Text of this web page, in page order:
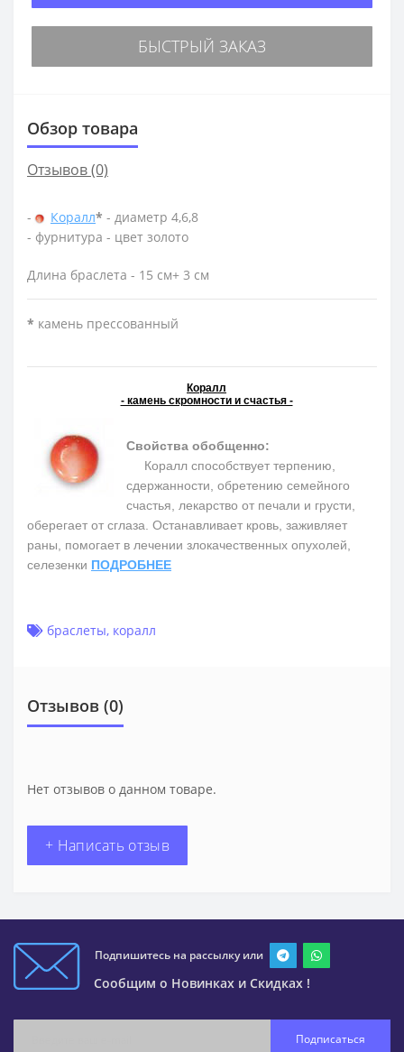
БЫСТРЫЙ ЗАКАЗ
Обзор товара
Отзывов (0)
- Коралл* - диаметр 4,6,8
- фурнитура - цвет золото
Длина браслета - 15 см+ 3 см
* камень прессованный
Коралл
- камень скромности и счастья -
Свойства обобщенно:
Коралл способствует терпению,
сдержанности, обретению семейного
счастья, лекарство от печали и грусти,
оберегает от сглаза. Останавливает кровь, заживляет
раны, помогает в лечении злокачественных опухолей,
селезенки ПОДРОБНЕЕ
браслеты, коралл
Отзывов (0)
Нет отзывов о данном товаре.
+ Написать отзыв
Подпишитесь на рассылку или
Сообщим о Новинках и Скидках !
Подписаться